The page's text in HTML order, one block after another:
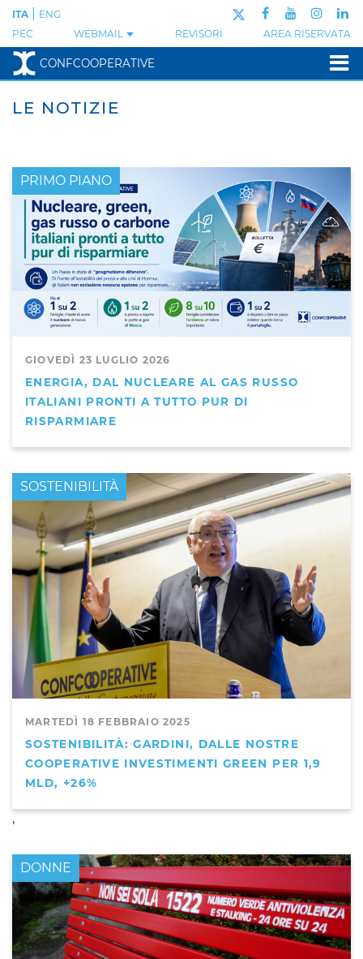
PEC WEBMAIL REVISORI AREA RISERVATA
ITA ENG
CONFCOOPERATIVE
LE NOTIZIE
GIOVEDÌ 23 LUGLIO 2026
ENERGIA, DAL NUCLEARE AL GAS RUSSO
ITALIANI PRONTI A TUTTO PUR DI
RISPARMIARE
PRIMO PIANO
MARTEDÌ 18 FEBBRAIO 2025
SOSTENIBILITÀ: GARDINI, DALLE NOSTRE
COOPERATIVE INVESTIMENTI GREEN PER 1,9
MLD, +26%
PRIMO PIANO
,
SOSTENIBILITÀ
DONNE